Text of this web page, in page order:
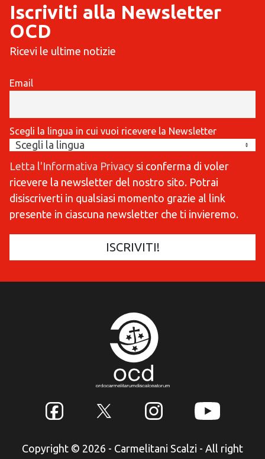
Iscriviti alla Newsletter
OCD
Ricevi le ultime notizie
Email
Scegli la lingua in cui vuoi ricevere la Newsletter
Letta l'Informativa Privacy si conferma di voler
ricevere la newsletter del nostro sito. Potrai
disiscriverti in qualsiasi momento grazie al link
presente in ciascuna newsletter che ti invieremo.
Copyright © 2026 - Carmelitani Scalzi - All right